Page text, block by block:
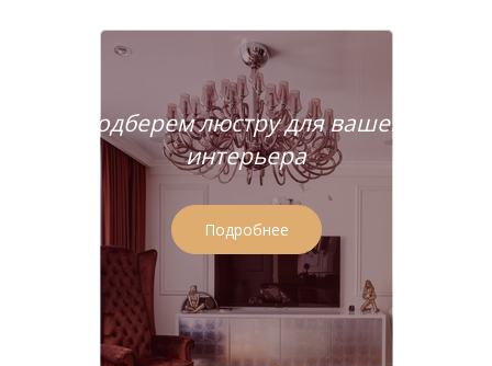
Подберем люстру для вашего
интерьера
Подробнее